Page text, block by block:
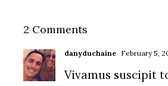
2 Comments
danyduchaine February 5,
Vivamus suscipit